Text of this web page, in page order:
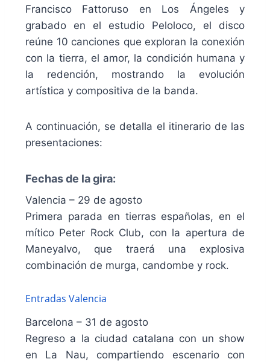
Francisco Fattoruso en Los Ángeles y
grabado en el estudio Peloloco, el disco
reúne 10 canciones que exploran la conexión
con la tierra, el amor, la condición humana y
la redención, mostrando la evolución
artística y compositiva de la banda.
A continuación, se detalla el itinerario de las
presentaciones:
Fechas de la gira:
Valencia – 29 de agosto
Primera parada en tierras españolas, en el
mítico Peter Rock Club, con la apertura de
Maneyalvo, que traerá una explosiva
combinación de murga, candombe y rock.
Entradas Valencia
Barcelona – 31 de agosto
Regreso a la ciudad catalana con un show
en La Nau, compartiendo escenario con